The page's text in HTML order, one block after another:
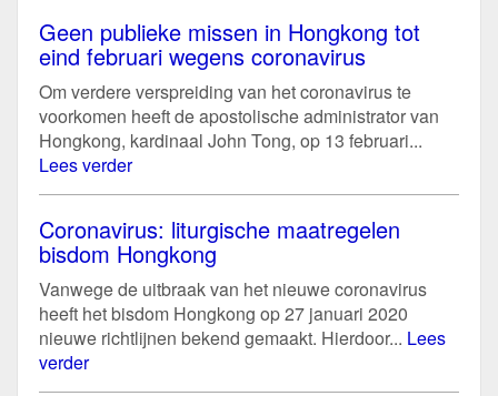
Geen publieke missen in Hongkong tot
eind februari wegens coronavirus
Om verdere verspreiding van het coronavirus te
voorkomen heeft de apostolische administrator van
Hongkong, kardinaal John Tong, op 13 februari...
Lees verder
Coronavirus: liturgische maatregelen
bisdom Hongkong
Vanwege de uitbraak van het nieuwe coronavirus
heeft het bisdom Hongkong op 27 januari 2020
nieuwe richtlijnen bekend gemaakt. Hierdoor... Lees
verder